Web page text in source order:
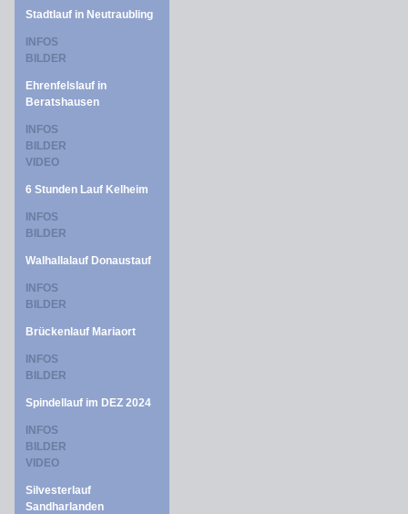
Stadtlauf in Neutraubling
INFOS
BILDER
Ehrenfelslauf in
Beratshausen
INFOS
BILDER
VIDEO
6 Stunden Lauf Kelheim
INFOS
BILDER
Walhallalauf Donaustauf
INFOS
BILDER
Brückenlauf Mariaort
INFOS
BILDER
Spindellauf im DEZ 2024
INFOS
BILDER
VIDEO
Silvesterlauf
Sandharlanden